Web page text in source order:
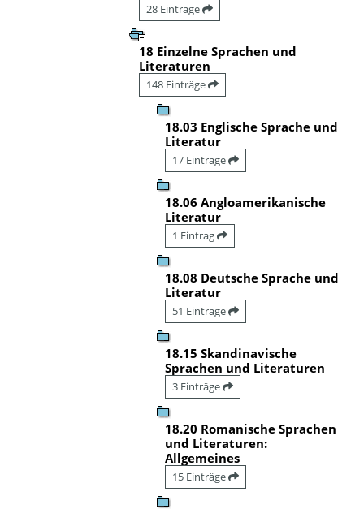
28 Einträge
18 Einzelne Sprachen und
Literaturen
148 Einträge
18.03 Englische Sprache und
Literatur
17 Einträge
18.06 Angloamerikanische
Literatur
1 Eintrag
18.08 Deutsche Sprache und
Literatur
51 Einträge
18.15 Skandinavische
Sprachen und Literaturen
3 Einträge
18.20 Romanische Sprachen
und Literaturen:
Allgemeines
15 Einträge